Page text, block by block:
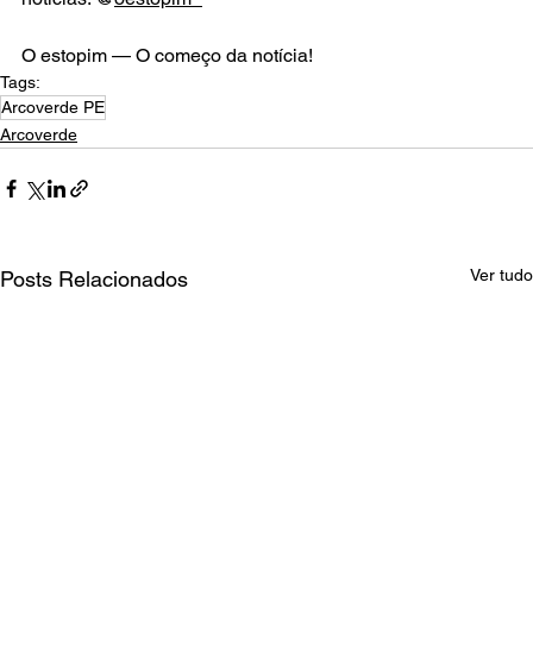
O estopim — O começo da notícia!
Tags:
Arcoverde PE
Arcoverde
Posts Relacionados Ver tudo